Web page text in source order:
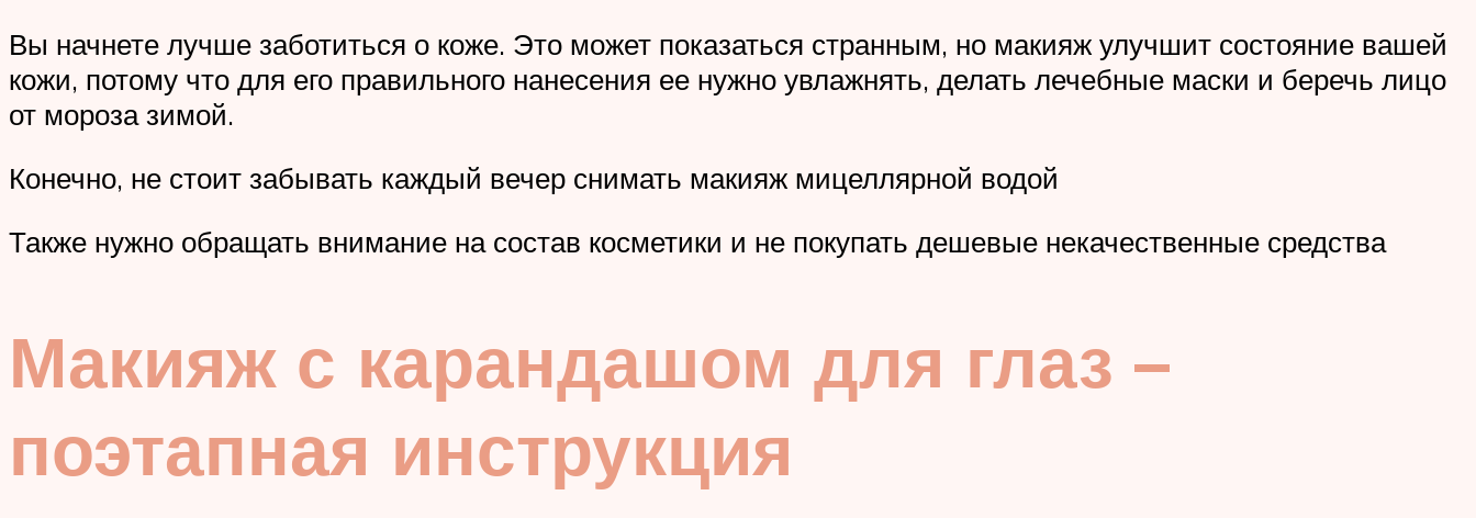
Вы начнете лучше заботиться о коже. Это может показаться странным, но макияж улучшит состояние вашей
кожи, потому что для его правильного нанесения ее нужно увлажнять, делать лечебные маски и беречь лицо
от мороза зимой.
Конечно, не стоит забывать каждый вечер снимать макияж мицеллярной водой
Также нужно обращать внимание на состав косметики и не покупать дешевые некачественные средства
Макияж с карандашом для глаз –
поэтапная инструкция